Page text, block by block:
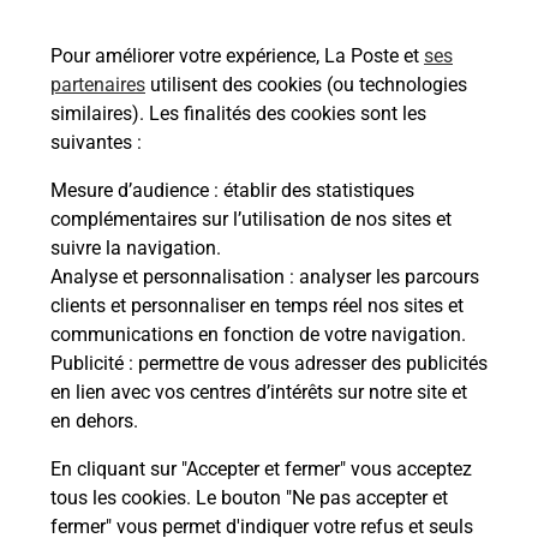
Pour améliorer votre expérience, La Poste et ses
partenaires utilisent des cookies (ou technologies
similaires). Les finalités des cookies sont les
suivantes :
Mesure d’audience : établir des statistiques
complémentaires sur l’utilisation de nos sites et
suivre la navigation.
Analyse et personnalisation : analyser les parcours
clients et personnaliser en temps réel nos sites et
communications en fonction de votre navigation.
Publicité : permettre de vous adresser des publicités
en lien avec vos centres d’intérêts sur notre site et
en dehors.
En cliquant sur "Accepter et fermer" vous acceptez
tous les cookies. Le bouton "Ne pas accepter et
fermer" vous permet d'indiquer votre refus et seuls
En savoir plus
Malin !
La Poste
en ligne
Ouvert 24h/24
En savoir plus